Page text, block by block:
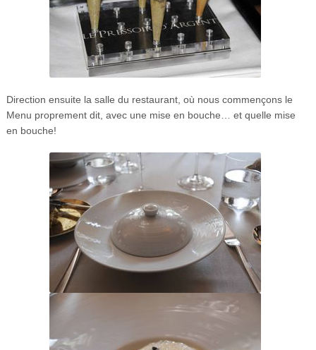
Direction ensuite la salle du restaurant, où nous commençons le
Menu proprement dit, avec une mise en bouche… et quelle mise
en bouche!